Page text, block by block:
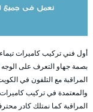
أول فني تركيب كاميرات
بصمة جهاو التعرف على
المراقبة مع التلفون في
والمعتمدة في تركيب
المراقبة كما نمتلك كادر